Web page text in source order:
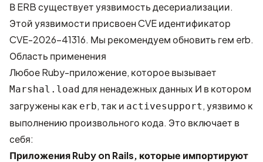
В ERB существует уязвимость десериализации.
Этой уязвимости присвоен CVE идентификатор
CVE-2026-41316. Мы рекомендуем обновить гем erb.
Область применения
Любое Ruby-приложение, которое вызывает
Marshal.load для ненадежных данных И в котором
загружены как erb, так и activesupport , уязвимо к
выполнению произвольного кода. Это включает в
себя:
Приложения Ruby on Rails, которые импортируют